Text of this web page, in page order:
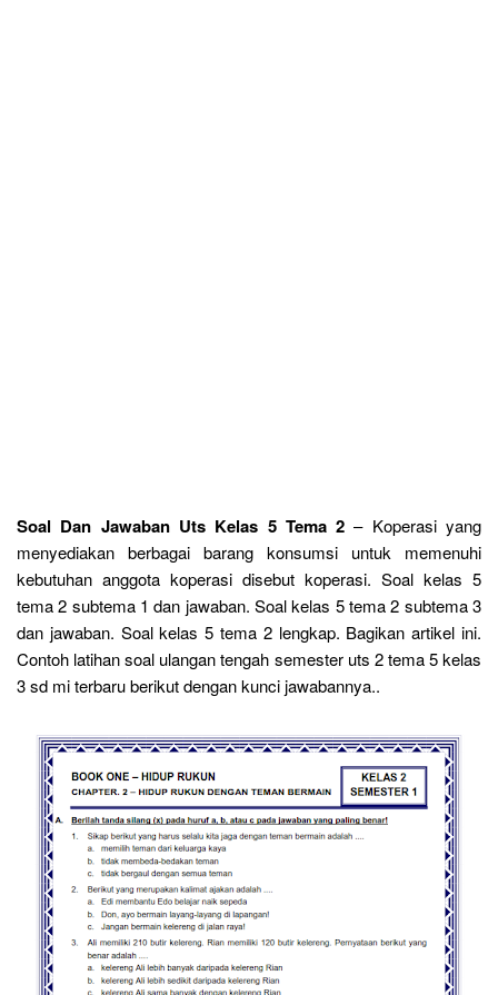
Soal Dan Jawaban Uts Kelas 5 Tema 2 – Koperasi yang
menyediakan berbagai barang konsumsi untuk memenuhi
kebutuhan anggota koperasi disebut koperasi. Soal kelas 5
tema 2 subtema 1 dan jawaban. Soal kelas 5 tema 2 subtema 3
dan jawaban. Soal kelas 5 tema 2 lengkap. Bagikan artikel ini.
Contoh latihan soal ulangan tengah semester uts 2 tema 5 kelas
3 sd mi terbaru berikut dengan kunci jawabannya..